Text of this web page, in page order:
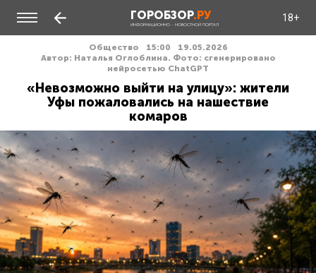
ГОРОБЗОР.РУ
ИНФОРМАЦИОННО - НОВОСТНОЙ ПОРТАЛ
18+
Общество 15:00
19.05.2026
Автор: Наталья Оглоблина. Фото: сгенерировано
нейросетью ChatGPT
«Невозможно выйти на улицу»: жители
Уфы пожаловались на нашествие
комаров